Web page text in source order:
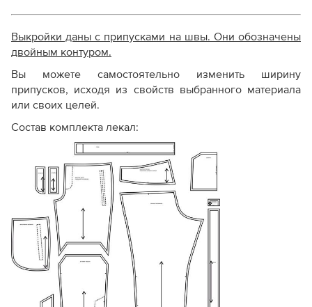
Выкройки даны с припусками на швы. Они обозначены
двойным контуром.
Вы можете самостоятельно изменить ширину
припусков, исходя из свойств выбранного материала
или своих целей.
Состав комплекта лекал: